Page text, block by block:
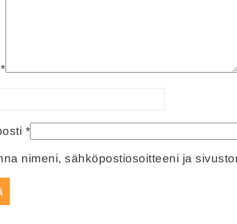
*
*
nimeni, sähköpostiosoitteeni ja